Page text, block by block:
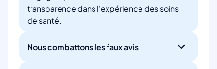
transparence dans l'expérience des soins
de santé.
Nous combattons les faux avis